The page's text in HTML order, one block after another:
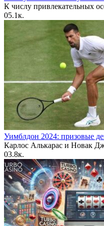
К числу привлекательных
05.1к.
Уимблдон 2024: призовые
Карлос Алькарас и Новак
03.8к.